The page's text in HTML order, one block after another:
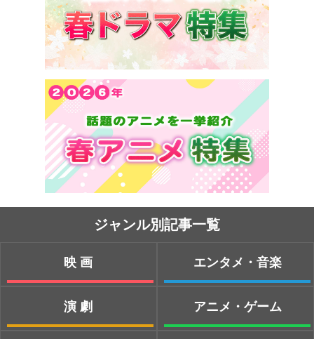
ジャンル別記事一覧
映画
演劇
エンタメ・音楽
アニメ・ゲーム